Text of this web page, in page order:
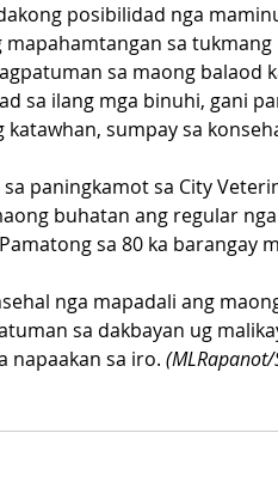
posibilidad nga
mapahamtangan sa
sa maong balaod
sa ilang mga binuhi, gani
sumpay sa
paningkamot sa City
buhatan ang regular
sa 80 ka barangay
nga mapadali ang
sa dakbayan ug
napaakan sa iro. (MLRapanot/